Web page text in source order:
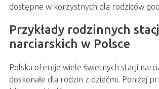
dostępne w korzystnych dla rodziców
Przykłady rodzinnych
narciarskich w Polsce
Polska oferuje wiele świetnych stacji
doskonałe dla rodzin z dziećmi. Poniżej